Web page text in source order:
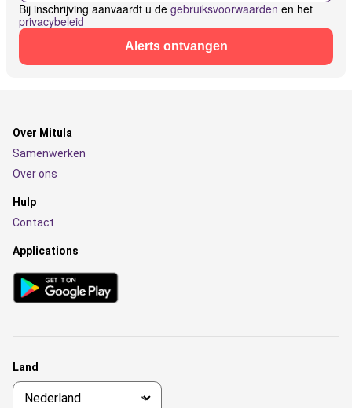
Bij inschrijving aanvaardt u de gebruiksvoorwaarden en het
privacybeleid
Alerts ontvangen
Over Mitula
Samenwerken
Over ons
Hulp
Contact
Applications
Land